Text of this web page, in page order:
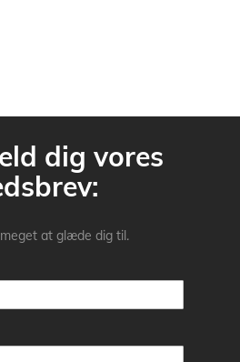
dig vores
at glæde dig til.